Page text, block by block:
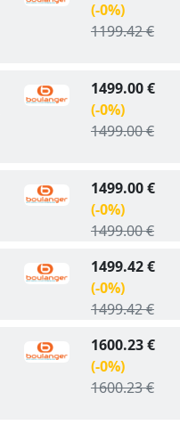
(-0%)
1199.42 €
1499.00 €
(-0%)
1499.00 €
1499.00 €
(-0%)
1499.00 €
1499.42 €
(-0%)
1499.42 €
1600.23 €
(-0%)
1600.23 €